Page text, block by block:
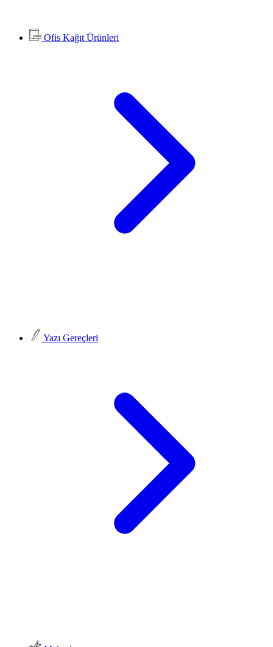
Ofis Kağıt Ürünleri
Yazı Gereçleri